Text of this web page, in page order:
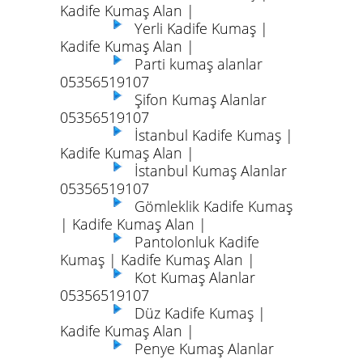
Kadife Kumaş Alan |
Yerli Kadife Kumaş |
Kadife Kumaş Alan |
Parti kumaş alanlar
05356519107
Şifon Kumaş Alanlar
05356519107
İstanbul Kadife Kumaş |
Kadife Kumaş Alan |
İstanbul Kumaş Alanlar
05356519107
Gömleklik Kadife Kumaş
| Kadife Kumaş Alan |
Pantolonluk Kadife
Kumaş | Kadife Kumaş Alan |
Kot Kumaş Alanlar
05356519107
Düz Kadife Kumaş |
Kadife Kumaş Alan |
Penye Kumaş Alanlar